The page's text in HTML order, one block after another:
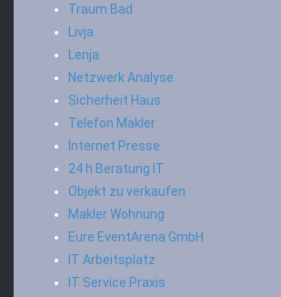
Traum Bad
Livja
Lenja
Netzwerk Analyse
Sicherheit Haus
Telefon Makler
Internet Presse
24 h Beratung IT
Objekt zu verkaufen
Makler Wohnung
Eure EventArena GmbH
IT Arbeitsplatz
IT Service Praxis